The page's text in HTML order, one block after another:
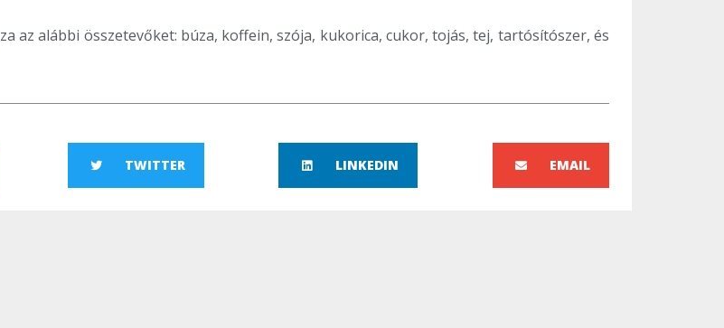
za az alábbi összetevőket: búza, koffein, szója, kukorica, cukor, tojás, tej, tartósítószer, és
TWITTER LINKEDIN EMAIL